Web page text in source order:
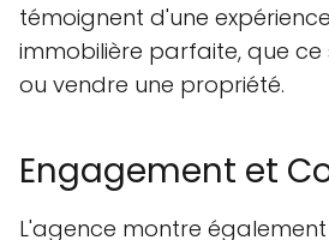
témoignent d'une
immobilière parfaite, que
ou vendre une propriété.
Engagement et
L'agence montre